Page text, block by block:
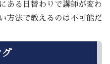
ある日替わりで講師が変わ
方法で教えるのは不可能だ